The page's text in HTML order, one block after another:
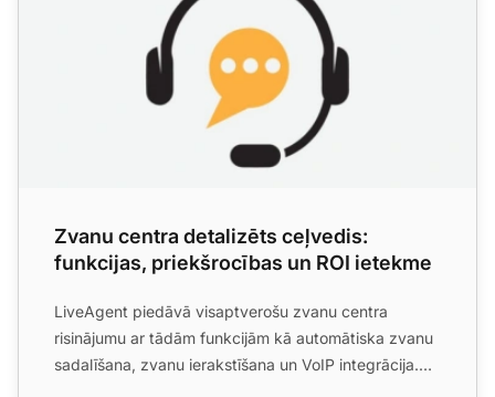
Zvanu centra detalizēts ceļvedis:
funkcijas, priekšrocības un ROI ietekme
LiveAgent piedāvā visaptverošu zvanu centra
risinājumu ar tādām funkcijām kā automātiska zvanu
sadalīšana, zvanu ierakstīšana un VoIP integrācija.